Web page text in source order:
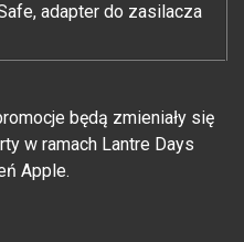
adapter do zasilacza
będą zmieniały się
w ramach Lantre Days
Apple.